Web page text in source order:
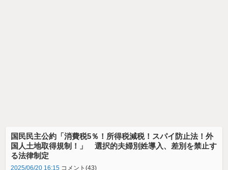
国民民主公約「消費税5％！所得税減税！スパイ防止法！外
国人土地取得規制！」 選択的夫婦別姓導入、差別を禁止す
る法律制定
2025/06/20 16:15 コメント(43)